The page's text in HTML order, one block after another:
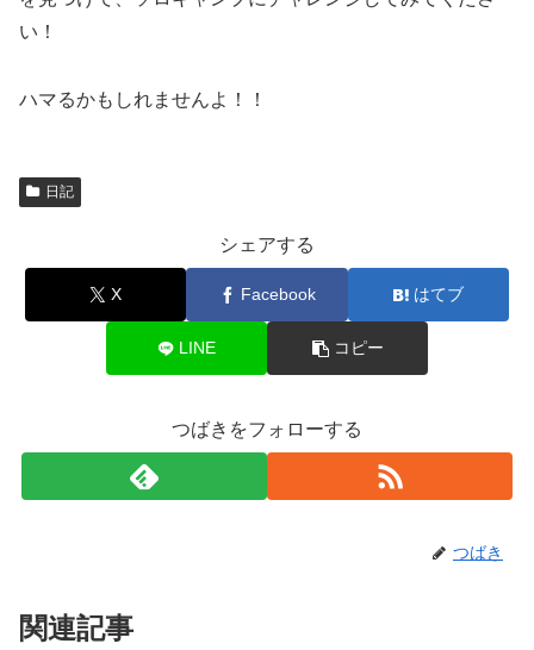
い！
ハマるかもしれませんよ！！
日記
シェアする
X Facebook はてブ
LINE コピー
つばきをフォローする
つばき
関連記事